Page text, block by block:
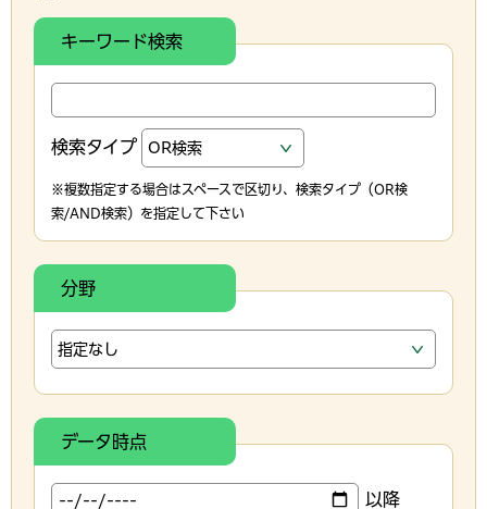
キーワード検索
検索タイプ
※複数指定する場合はスペースで区切り、検索タイプ（OR検
索/AND検索）を指定して下さい
分野
データ時点
以降